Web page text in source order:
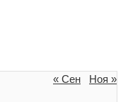
« Сен Ноя »